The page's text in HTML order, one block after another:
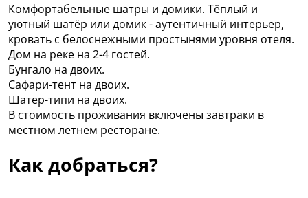
Комфортабельные шатры и домики. Тёплый и
уютный шатёр или домик - аутентичный интерьер,
кровать с белоснежными простынями уровня отеля.
Дом на реке на 2-4 гостей.
Бунгало на двоих.
Сафари-тент на двоих.
Шатер-типи на двоих.
В стоимость проживания включены завтраки в
местном летнем ресторане.
Как добраться?